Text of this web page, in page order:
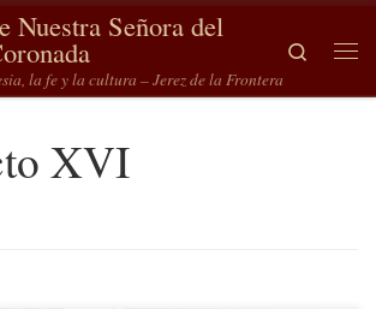
Nuestra Señora del
la fe y la cultura – Jerez de la Frontera
Search
XVI